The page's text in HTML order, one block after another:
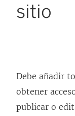
sitio
Debe añadir
obtener
publicar o